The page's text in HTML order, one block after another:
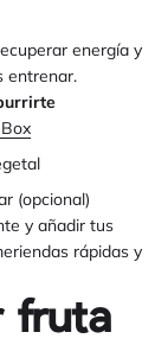
energía y
entrenar.
(opcional)
y añadir tus
rápidas y
fruta